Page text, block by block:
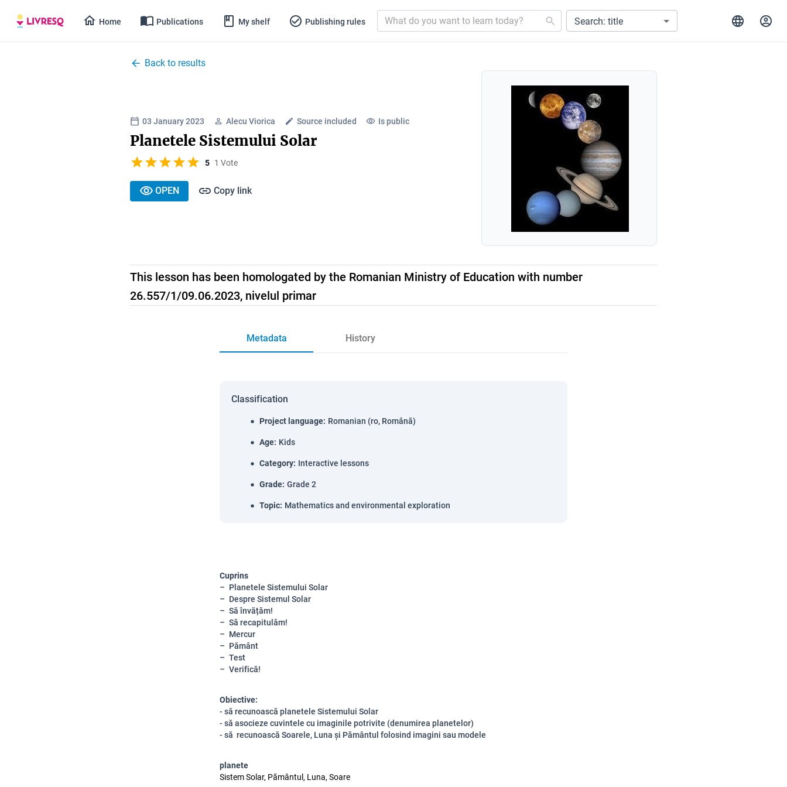
Home Publications My shelf Publishing rules Search: title
Back to results
03 January 2023 Alecu Viorica Source included Is public
Planetele Sistemului Solar
5 1 Vote
OPEN Copy link
This lesson has been homologated by the Romanian Ministry of Education with number
26.557/1/09.06.2023, nivelul primar
Metadata History
Classification
Project language: Romanian (ro, Română)
Age: Kids
Category: Interactive lessons
Grade: Grade 2
Topic: Mathematics and environmental exploration
Cuprins
Planetele Sistemului Solar
Despre Sistemul Solar
Să învățăm!
Să recapitulăm!
Mercur
Pământ
Test
Verifică!
Obiective:
- să recunoască planetele Sistemului Solar
- să asocieze cuvintele cu imaginile potrivite (denumirea planetelor)
- să recunoască Soarele, Luna și Pământul folosind imagini sau modele
planete
Sistem Solar, Pământul, Luna, Soare